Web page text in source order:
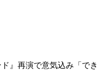
』再演で意気込み「でき